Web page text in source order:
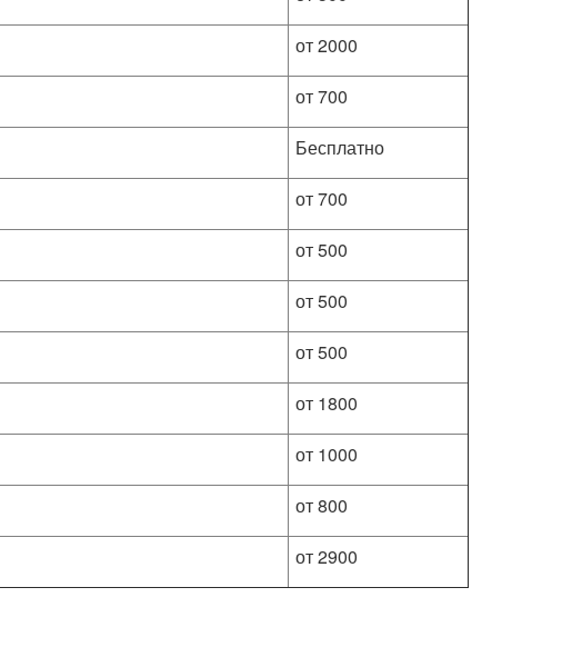
от 2000
от 700
Бесплатно
от 700
от 500
от 500
от 500
от 1800
от 1000
от 800
от 2900